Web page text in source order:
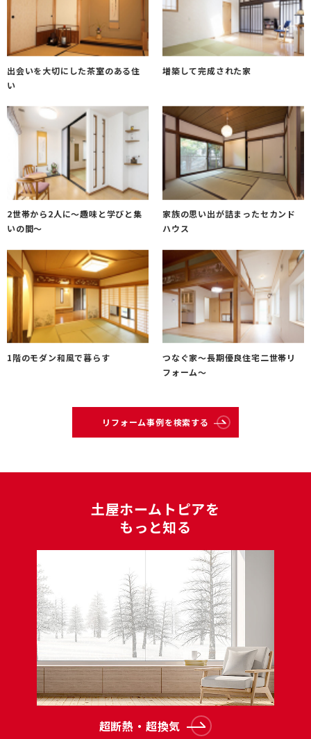
出会いを大切にした茶室のある住
い
増築して完成された家
2世帯から2人に〜趣味と学びと集
いの間〜
家族の思い出が詰まったセカンド
ハウス
1階のモダン和風で暮らす
つなぐ家～長期優良住宅二世帯リ
フォーム～
リフォーム事例を検索する
⼟屋ホームトピアを
もっと知る
超断熱・超換気